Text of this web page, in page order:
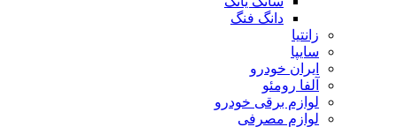
دانگ فنگ
زانتیا
سایپا
ایران خودرو
آلفا رومئو
لوازم برقی خودرو
لوازم مصرفی